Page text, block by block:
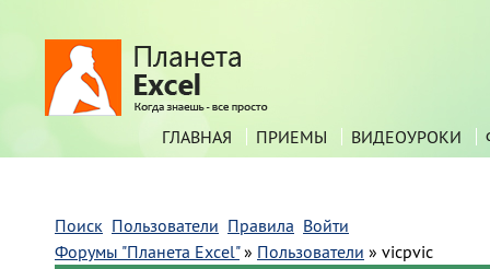
ГЛАВНАЯ ПРИЕМЫ ВИДЕОУРОКИ
Поиск Пользователи Правила Войти
Форумы "Планета Excel" » Пользователи » vicpvic